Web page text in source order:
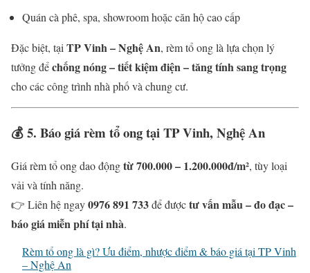
Quán cà phê, spa, showroom hoặc căn hộ cao cấp
Đặc biệt, tại TP Vinh – Nghệ An, rèm tổ ong là lựa chọn lý
tưởng đểchống nóng – tiết kiệm điện – tăng tính sang trọng
cho các công trình nhà phố và chung cư.
💰5. Báo giá rèm tổ ong tại TP Vinh, Nghệ An
Giá rèm tổ ong dao độngtừ 700.000 – 1.200.000đ/m², tùy loại
vải và tính năng.
👉 Liên hệ ngay0976 891 733để đượctư vấn mẫu – đo đạc –
báo giá miễn phí tại nhà.
Rèm tổ ong là gì? Ưu điểm, nhược điểm & báo giá tại TP Vinh
– Nghệ An